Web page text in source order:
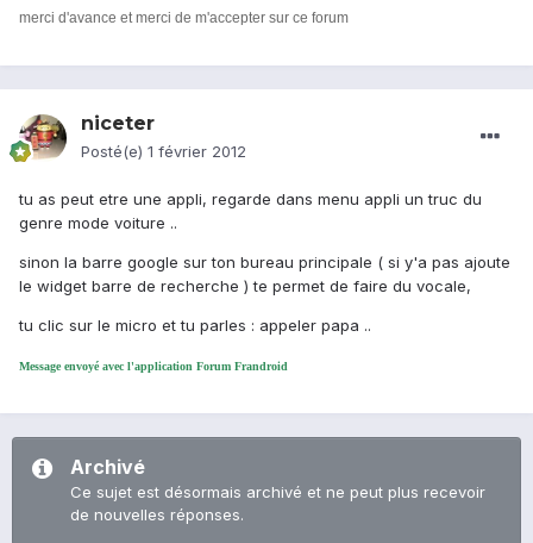
merci d'avance et merci de m'accepter sur ce forum
niceter
Posté(e) 1 février 2012
tu as peut etre une appli, regarde dans menu appli un truc du
genre mode voiture ..
sinon la barre google sur ton bureau principale ( si y'a pas ajoute
le widget barre de recherche ) te permet de faire du vocale,
tu clic sur le micro et tu parles : appeler papa ..
Message envoyé avec l'application Forum Frandroid
Archivé
Ce sujet est désormais archivé et ne peut plus recevoir
de nouvelles réponses.